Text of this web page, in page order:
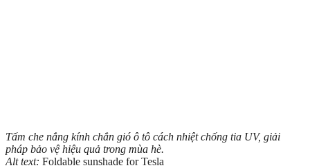
Tấm che nắng kính chắn gió ô tô cách nhiệt chống tia UV, giải
pháp bảo vệ hiệu quả trong mùa hè.
Alt text: Foldable sunshade for Tesla